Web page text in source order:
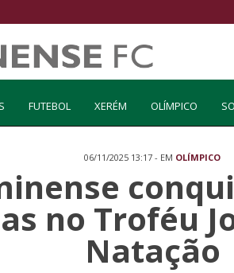
FUTEBOL XERÉM OLÍMPICO
06/11/2025 13:17 - EM OLÍMPICO
no Troféu
Natação